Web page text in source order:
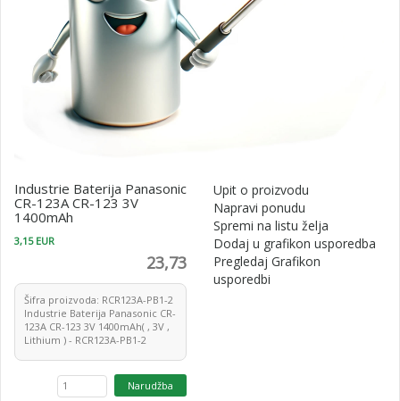
Industrie Baterija Panasonic
CR-123A CR-123 3V
1400mAh
3,15 EUR
23,73
Šifra proizvoda: RCR123A-PB1-2
Industrie Baterija Panasonic CR-
123A CR-123 3V 1400mAh( , 3V ,
Lithium ) - RCR123A-PB1-2
Upit o proizvodu
Napravi ponudu
Spremi na listu želja
Dodaj u grafikon usporedba
Pregledaj Grafikon
usporedbi